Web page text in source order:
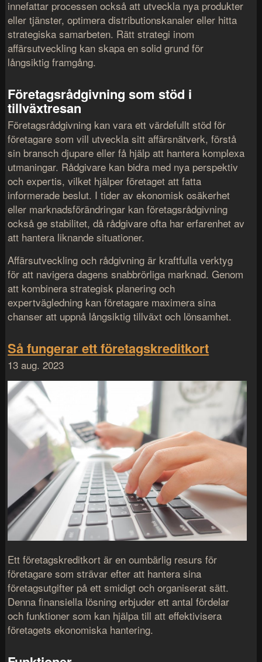
innefattar processen också att utveckla nya produkter
eller tjänster, optimera distributionskanaler eller hitta
strategiska samarbeten. Rätt strategi inom
affärsutveckling kan skapa en solid grund för
långsiktig framgång.
Företagsrådgivning som stöd i
tillväxtresan
Företagsrådgivning kan vara ett värdefullt stöd för
företagare som vill utveckla sitt affärsnätverk, förstå
sin bransch djupare eller få hjälp att hantera komplexa
utmaningar. Rådgivare kan bidra med nya perspektiv
och expertis, vilket hjälper företaget att fatta
informerade beslut. I tider av ekonomisk osäkerhet
eller marknadsförändringar kan företagsrådgivning
också ge stabilitet, då rådgivare ofta har erfarenhet av
att hantera liknande situationer.
Affärsutveckling och rådgivning är kraftfulla verktyg
för att navigera dagens snabbrörliga marknad. Genom
att kombinera strategisk planering och
expertvägledning kan företagare maximera sina
chanser att uppnå långsiktig tillväxt och lönsamhet.
Så fungerar ett företagskreditkort
13 aug. 2023
Ett företagskreditkort är en oumbärlig resurs för
företagare som strävar efter att hantera sina
företagsutgifter på ett smidigt och organiserat sätt.
Denna finansiella lösning erbjuder ett antal fördelar
och funktioner som kan hjälpa till att effektivisera
företagets ekonomiska hantering.